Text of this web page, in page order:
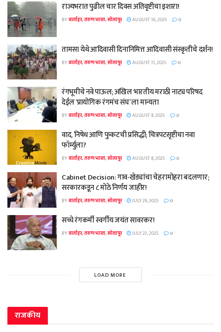
राज्यभरात पुढील चार दिवस अतिवृष्टीचा इशारा!
BYवार्ताहर, तरुण भारत, सोलापूर AUGUST 16, 2025 0
तामसा येथे आदिवासी दिनानिमित्त आदिवासी संस्कृतीचे दर्शन!
BYवार्ताहर, तरुण भारत, सोलापूर AUGUST 11, 2025 0
रंगभूमीचे नवे पाऊल; अखिल भारतीय मराठी नाट्य परिषद
देईल ‘प्रायोगिक रंगमंच संघ’ ला मान्यता
BYवार्ताहर, तरुण भारत, सोलापूर AUGUST 8, 2025 0
वाद, निषेध आणि फुकटची प्रसिद्धी; चित्रपटसृष्टीचा नवा
फॉर्म्युला?
BYवार्ताहर, तरुण भारत, सोलापूर AUGUST 8, 2025 0
Cabinet Decision: गाव-खेड्यांचा चेहरामोहरा बदलणार;
सरकारकडून ८ मोठे निर्णय जाहीर!
BYवार्ताहर, तरुण भारत, सोलापूर JULY 29, 2025 0
सच्चे रंगकर्मी स्वर्गीय जयंत सावरकर!
BYवार्ताहर, तरुण भारत, सोलापूर JULY 23, 2025 0
LOAD MORE
राजकीय